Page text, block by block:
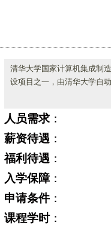
清华大学国家计算机集成制
设项目之一，由清华大学自
人员需求 ：
薪资待遇 ：
福利待遇 ：
入学保障：
申请条件：
课程学时：